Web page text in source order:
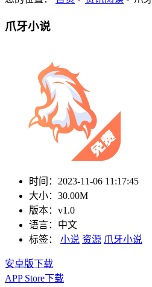
爪牙小说
时间： 2023-11-06 11:17:45
大小： 30.00M
版本： v1.0
语言： 中文
标签：
小说 资源 爪牙小说
安卓版下载
APP Store下载